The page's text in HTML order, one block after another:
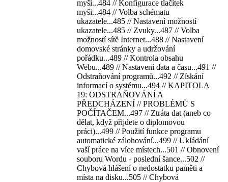
myši...484 // Konfigurace tlačítek
myši...484 // Volba schématu
ukazatele...485 // Nastavení možností
ukazatele...485 // Zvuky...487 // Volba
možností sítě Internet...488 // Nastavení
domovské stránky a udržování
pořádku...489 // Kontrola obsahu
Webu...489 // Nastavení data a času...491 //
Odstraňování programů...492 // Získání
informací o systému...494 // KAPITOLA
19: ODSTRAŇOVÁNÍ A
PŘEDCHÁZENÍ // PROBLÉMŮ S
POČÍTAČEM...497 // Ztráta dat (aneb co
dělat, když přijdete o diplomovou
práci)...499 // Použití funkce programu
automatické zálohování...499 // Ukládání
vaší práce na více místech...501 // Obnovení
souboru Wordu - poslední šance...502 //
Chybová hlášení o nedostatku paměti a
místa na disku...505 // Chybová